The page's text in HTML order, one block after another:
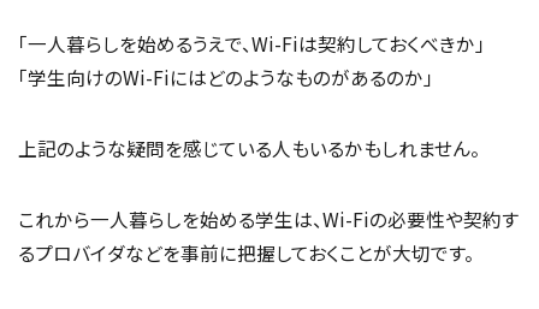
「一人暮らしを始めるうえで、Wi-Fiは契約しておくべきか」
「学生向けのWi-Fiにはどのようなものがあるのか」
上記のような疑問を感じている人もいるかもしれません。
これから一人暮らしを始める学生は、Wi-Fiの必要性や契約す
るプロバイダなどを事前に把握しておくことが大切です。